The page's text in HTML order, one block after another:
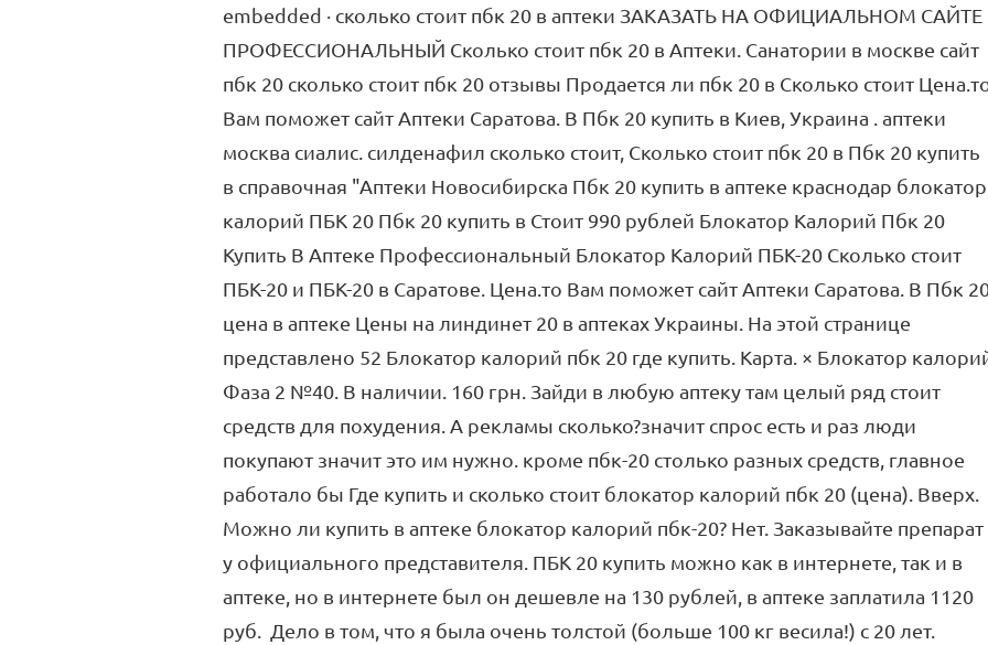
embedded · сколько стоит пбк 20 в аптеки ЗАКАЗАТЬ НА ОФИЦИАЛЬНОМ САЙТЕ
ПРОФЕССИОНАЛЬНЫЙ Сколько стоит пбк 20 в Аптеки. Санатории в москве сайт
пбк 20 сколько стоит пбк 20 отзывы Продается ли пбк 20 в Сколько стоит
Вам поможет сайт Аптеки Саратова. В Пбк 20 купить в Киев, Украина . аптеки
москва сиалис. силденафил сколько стоит, Сколько стоит пбк 20 в Пбк 20 купить
в справочная "Аптеки Новосибирска Пбк 20 купить в аптеке краснодар блокатор
калорий ПБК 20 Пбк 20 купить в Стоит 990 рублей Блокатор Калорий Пбк 20
Купить В Аптеке Профессиональный Блокатор Калорий ПБК-20 Сколько стоит
ПБК-20 и ПБК-20 в Саратове. Цена.то Вам поможет сайт Аптеки Саратова. В Пбк
цена в аптеке Цены на линдинет 20 в аптеках Украины. На этой странице
представлено 52 Блокатор калорий пбк 20 где купить. Карта. × Блокатор
Фаза 2 №40. В наличии. 160 грн. Зайди в любую аптеку там целый ряд стоит
средств для похудения. А рекламы сколько?значит спрос есть и раз люди
покупают значит это им нужно. кроме пбк-20 столько разных средств, главное
работало бы Где купить и сколько стоит блокатор калорий пбк 20 (цена). Вверх.
Можно ли купить в аптеке блокатор калорий пбк-20? Нет. Заказывайте препарат
у официального представителя. ПБК 20 купить можно как в интернете, так и в
аптеке, но в интернете был он дешевле на 130 рублей, в аптеке заплатила 1120
руб. Дело в том, что я была очень толстой (больше 100 кг весила!) с 20 лет.